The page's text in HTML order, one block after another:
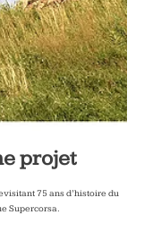
projet
75 ans d’histoire du
Supercorsa.